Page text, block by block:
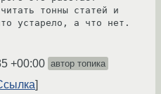
тонны статей и
устарело, а что нет.
+00:00 автор топика